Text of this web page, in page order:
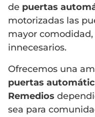
de puertas
motorizadas las
mayor
innecesarios.
Ofrecemos una
puertas
Remedios
sea para